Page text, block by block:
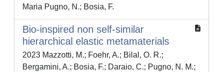
Maria Pugno, N.; Bosia, F.
Bio-inspired non self-similar
hierarchical elastic metamaterials
2023 Mazzotti, M.; Foehr, A.; Bilal, O. R.;
Bergamini, A.; Bosia, F.; Daraio, C.; Pugno, N. M.;